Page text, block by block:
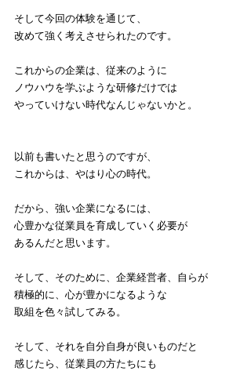
そして今回の体験を通じて、
改めて強く考えさせられたのです。
これからの企業は、従来のように
ノウハウを学ぶような研修だけでは
やっていけない時代なんじゃないかと。
以前も書いたと思うのですが、
これからは、やはり心の時代。
だから、強い企業になるには、
心豊かな従業員を育成していく必要が
あるんだと思います。
そして、そのために、企業経営者、自らが
積極的に、心が豊かになるような
取組を色々試してみる。
そして、それを自分自身が良いものだと
感じたら、従業員の方たちにも